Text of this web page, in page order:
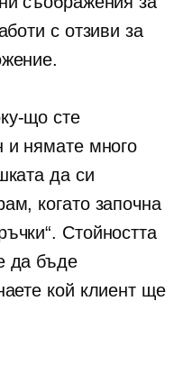
с отзиви за
що сте
и нямате много
да си
когато започна
Стойността
да бъде
кой клиент ще